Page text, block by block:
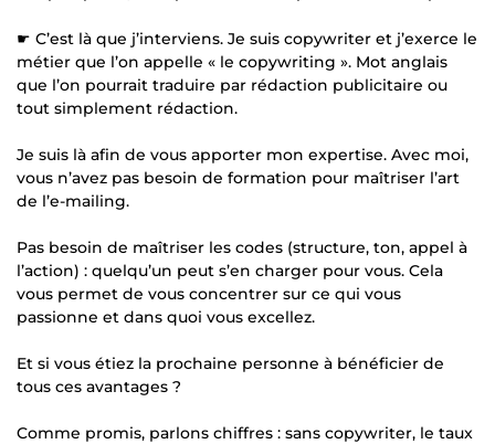
☛ C’est là que j’interviens. Je suis copywriter et j’exerce le
métier que l’on appelle « le copywriting ». Mot anglais
que l’on pourrait traduire par rédaction publicitaire ou
tout simplement rédaction.
Je suis là afin de vous apporter mon expertise. Avec moi,
vous n’avez pas besoin de formation pour maîtriser l’art
de l’e-mailing.
Pas besoin de maîtriser les codes (structure, ton, appel à
l’action) : quelqu’un peut s’en charger pour vous. Cela
vous permet de vous concentrer sur ce qui vous
passionne et dans quoi vous excellez.
Et si vous étiez la prochaine personne à bénéficier de
tous ces avantages ?
Comme promis, parlons chiffres : sans copywriter, le taux